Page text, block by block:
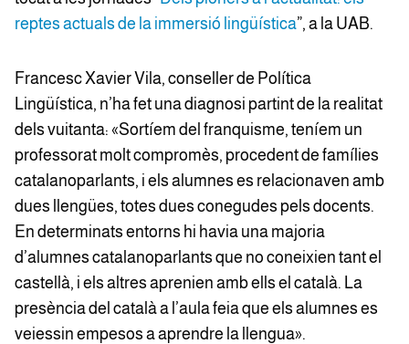
reptes actuals de la immersió lingüística”, a la UAB.
Francesc Xavier Vila, conseller de Política
Lingüística, n’ha fet una diagnosi partint de la realitat
dels vuitanta: «Sortíem del franquisme, teníem un
professorat molt compromès, procedent de famílies
catalanoparlants, i els alumnes es relacionaven amb
dues llengües, totes dues conegudes pels docents.
En determinats entorns hi havia una majoria
d’alumnes catalanoparlants que no coneixien tant el
castellà, i els altres aprenien amb ells el català. La
presència del català a l’aula feia que els alumnes es
veiessin empesos a aprendre la llengua».